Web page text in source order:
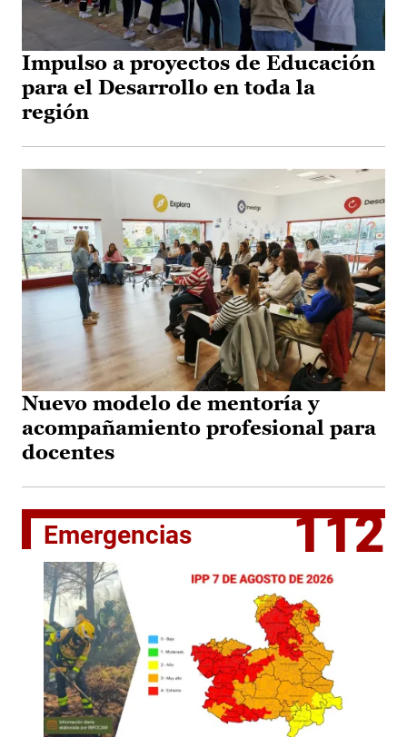
Impulso a proyectos de Educación
para el Desarrollo en toda la
región
Nuevo modelo de mentoría y
acompañamiento profesional para
docentes
Emergencias 112